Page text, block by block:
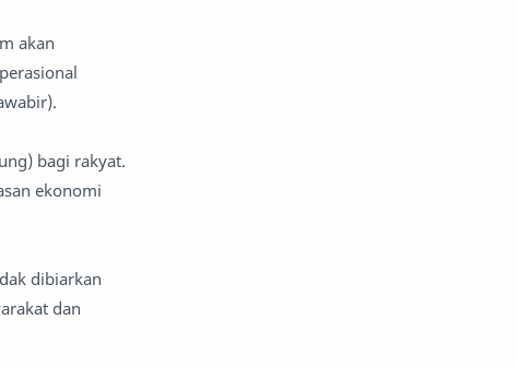
akan
bagi rakyat.
ekonomi
dibiarkan
dan